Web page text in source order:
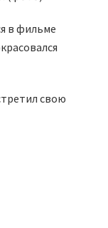
в фильме
свою